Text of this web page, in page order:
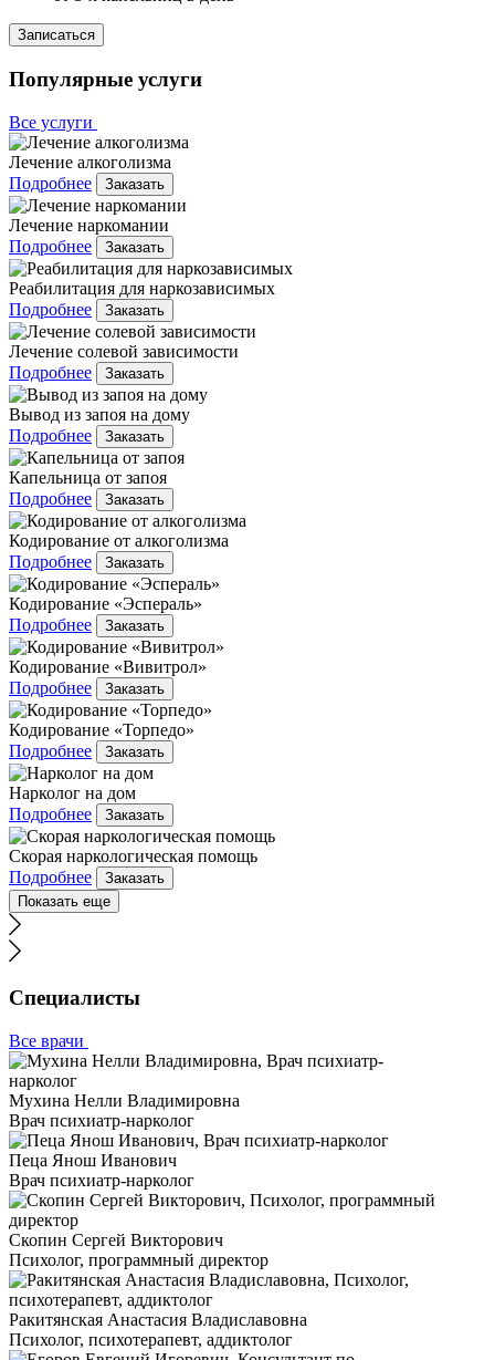
Записаться
Популярные услуги
Все услуги
Лечение алкоголизма
Подробнее
Заказать
Лечение наркомании
Подробнее
Заказать
Реабилитация для наркозависимых
Подробнее
Заказать
Лечение солевой зависимости
Подробнее
Заказать
Вывод из запоя на дому
Подробнее
Заказать
Капельница от запоя
Подробнее
Заказать
Кодирование от алкоголизма
Подробнее
Заказать
Кодирование «Эспераль»
Подробнее
Заказать
Кодирование «Вивитрол»
Подробнее
Заказать
Кодирование «Торпедо»
Подробнее
Заказать
Нарколог на дом
Подробнее
Заказать
Скорая наркологическая помощь
Подробнее
Заказать
Показать еще
Специалисты
Все врачи
Мухина Нелли Владимировна
Врач психиатр-нарколог
Пеца Янош Иванович
Врач психиатр-нарколог
Скопин Сергей Викторович
Психолог, программный директор
Ракитянская Анастасия Владиславовна
Психолог, психотерапевт, аддиктолог